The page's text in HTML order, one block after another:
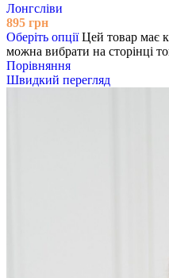
Лонгсліви
895 грн
Оберіть опції Цей товар має
можна вибрати на сторінці
Порівняння
Швидкий перегляд